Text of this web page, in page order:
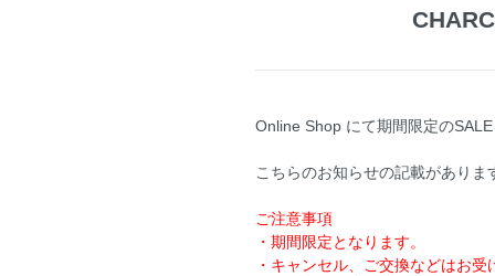
Online Shop にて期間限定の
こちらのお知らせの記載があり
ご注意事項
・期間限定となります。
・キャンセル、ご交換などはお